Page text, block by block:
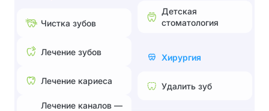
Чистка зубов
Лечение зубов
Лечение кариеса
Лечение каналов —
Детская
стоматология
Хирургия
Удалить зуб